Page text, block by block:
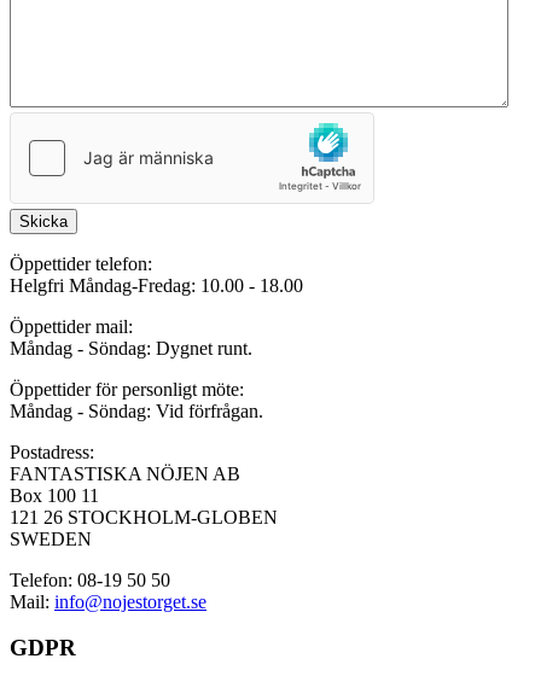
Skicka
Öppettider telefon:
Helgfri Måndag-Fredag: 10.00 - 18.00
Öppettider mail:
Måndag - Söndag: Dygnet runt.
Öppettider för personligt möte:
Måndag - Söndag: Vid förfrågan.
Postadress:
FANTASTISKA NÖJEN AB
Box 100 11
121 26 STOCKHOLM-GLOBEN
SWEDEN
Telefon: 08-19 50 50
Mail: info@nojestorget.se
GDPR